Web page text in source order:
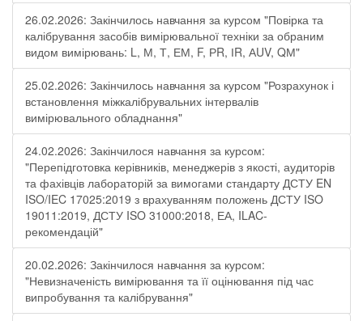
26.02.2026: Закінчилось навчання за курсом "Повірка та
калібрування засобів вимірювальної техніки за обраним
видом вимірювань: L, М, Т, ЕМ, F, РR, ІR, АUV, QМ"
25.02.2026: Закінчилось навчання за курсом "Розрахунок і
встановлення міжкалібрувальних інтервалів
вимірювального обладнання"
24.02.2026: Закінчилося навчання за курсом:
"Перепідготовка керівників, менеджерів з якості, аудиторів
та фахівців лабораторій за вимогами стандарту ДСТУ EN
ISO/IEC 17025:2019 з врахуванням положень ДСТУ ISO
19011:2019, ДСТУ ISO 31000:2018, ЕА, ILAC-
рекомендацій"
20.02.2026: Закінчилося навчання за курсом:
"Невизначеність вимірювання та її оцінювання під час
випробування та калібрування"